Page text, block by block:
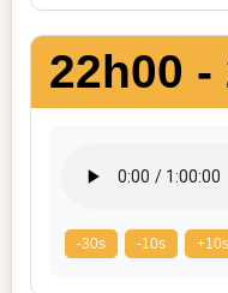
22h00 -
-30s -10s +10s